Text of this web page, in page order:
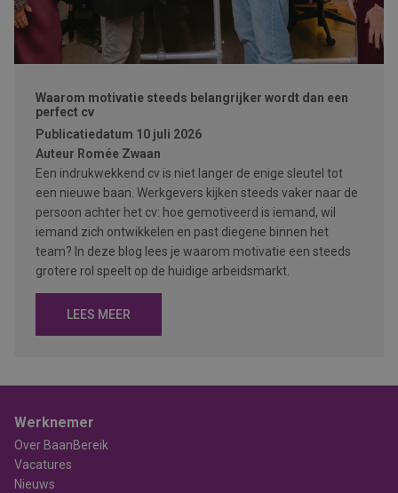
Waarom motivatie steeds belangrijker wordt dan een
perfect cv
Publicatiedatum 10 juli 2026
Auteur Romée Zwaan
Een indrukwekkend cv is niet langer de enige sleutel tot
een nieuwe baan. Werkgevers kijken steeds vaker naar de
persoon achter het cv: hoe gemotiveerd is iemand, wil
iemand zich ontwikkelen en past diegene binnen het
team? In deze blog lees je waarom motivatie een steeds
grotere rol speelt op de huidige arbeidsmarkt.
LEES MEER
Werknemer
Over BaanBereik
Vacatures
Nieuws